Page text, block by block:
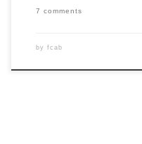
7 comments
by fcab